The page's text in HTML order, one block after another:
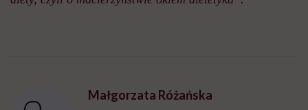
Małgorzata Różańska